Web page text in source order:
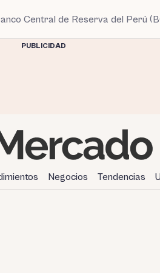
Central de Reserva del Perú
PUBLICIDAD
Negocios Tendencias